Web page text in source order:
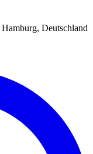
Hamburg, Deutschland